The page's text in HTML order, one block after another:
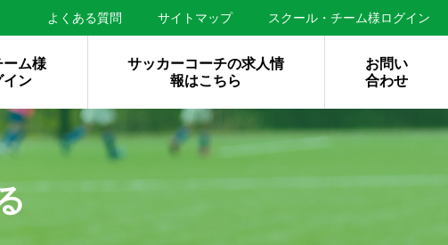
よくある質問 サイトマップ スクール・チーム様ログイン
ーム様
イン
サッカーコーチの求人情
報はこちら
お問い
合わせ